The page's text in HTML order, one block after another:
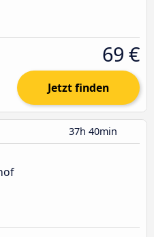
69 €
Jetzt finden
37h 40min